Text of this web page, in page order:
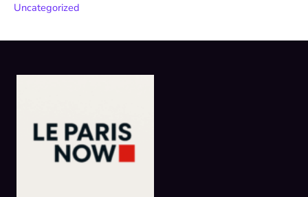
Uncategorized